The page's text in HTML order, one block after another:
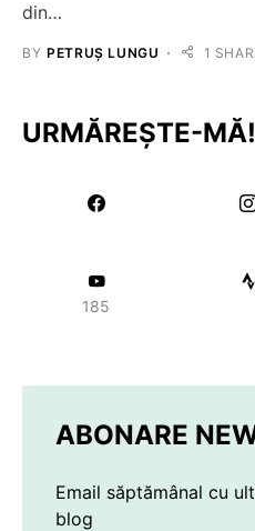
din…
BY PETRUȘ LUNGU 1
URMĂREȘTE-MĂ!
185
ABONARE
Email săptămânal cu
blog